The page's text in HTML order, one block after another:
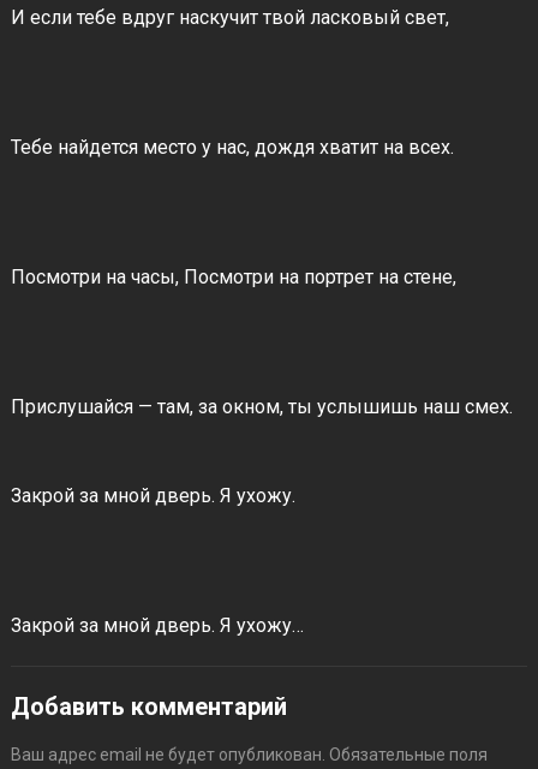
И если тебе вдруг наскучит твой ласковый свет,
Тебе найдется место у нас, дождя хватит на всех.
Посмотри на часы, Посмотри на портрет на стене,
Прислушайся — там, за окном, ты услышишь наш смех.
Закрой за мной дверь. Я ухожу.
Закрой за мной дверь. Я ухожу…
Добавить комментарий
Ваш адрес email не будет опубликован. Обязательные поля